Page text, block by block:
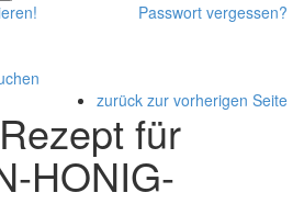
Passwort vergessen?
zurück zur vorherigen Seite
für
HONIG-